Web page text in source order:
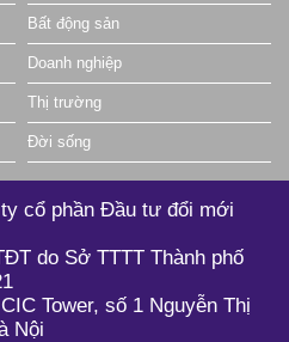
Bất động sản
Doanh nghiệp
Thị trường
Đời sống
cổ phần Đầu tư đổi mới
do Sở TTTT Thành phố
Tower, số 1 Nguyễn Thị
Nội